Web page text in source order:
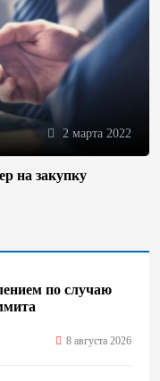
2 марта 2022
на закупку
по случаю
8 августа 2026